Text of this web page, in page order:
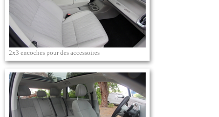
2x3 encoches pour des accessoires